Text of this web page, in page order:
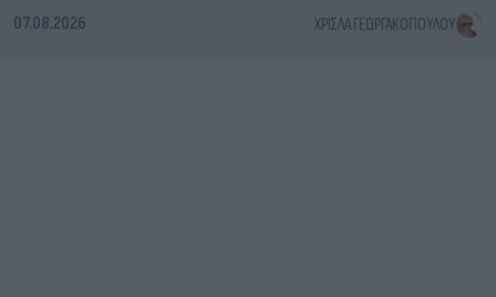
07.08.2026 ΧΡΊΣΛΑ ΓΕΩΡΓΑΚΟΠΟΎΛΟΥ